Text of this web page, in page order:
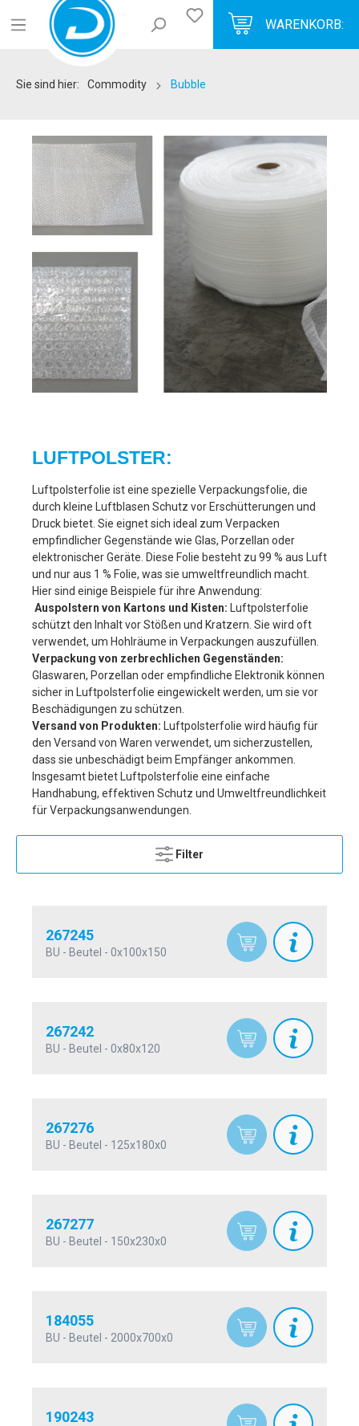
WARENKORB:
Sie sind hier: Commodity Bubble
LUFTPOLSTER:
uftpolsterfolie ist eine spezielle Verpackungsfolie, die
durch kleine Luftblasen Schutz vor Erschütterungen und
Druck bietet. Sie eignet sich ideal zum Verpacken
empfindlicher Gegenstände wie Glas, Porzellan oder
elektronischer Geräte. Diese Folie besteht zu 99 % aus Luft
und nur aus 1 % Folie, was sie umweltfreundlich macht.
Hier sind einige Beispiele für ihre Anwendung:
Auspolstern von Kartons und Kisten: Luftpolsterfolie
schützt den Inhalt vor Stößen und Kratzern. Sie wird oft
verwendet, um Hohlräume in Verpackungen auszufüllen.
Verpackung von zerbrechlichen Gegenständen:
Glaswaren, Porzellan oder empfindliche Elektronik können
sicher in Luftpolsterfolie eingewickelt werden, um sie vor
Beschädigungen zu schützen.
Versand von Produkten: Luftpolsterfolie wird häufig für
den Versand von Waren verwendet, um sicherzustellen,
dass sie unbeschädigt beim Empfänger ankommen.
Insgesamt bietet Luftpolsterfolie eine einfache
Handhabung, effektiven Schutz und Umweltfreundlichkeit
für Verpackungsanwendungen.
Filter
267245
BU - Beutel - 0x100x150
267242
BU - Beutel - 0x80x120
267276
BU - Beutel - 125x180x0
267277
BU - Beutel - 150x230x0
184055
BU - Beutel - 2000x700x0
190243